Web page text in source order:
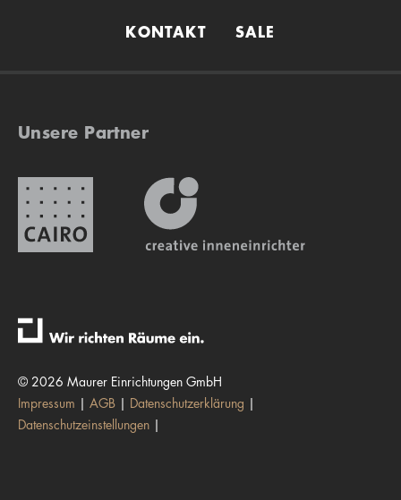
KONTAKT SALE
Unsere Partner
© 2026 Maurer Einrichtungen GmbH
Impressum
AGB
Datenschutzerklärung
Datenschutzeinstellungen